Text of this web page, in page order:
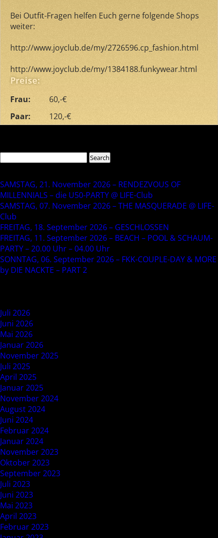
Bei Outfit-Fragen helfen Euch gerne folgende Shops
weiter:
http://www.joyclub.de/my/2726596.cp_fashion.html
http://www.joyclub.de/my/1384188.funkywear.html
Preise:
Frau:
60,-€
Paar:
120,-€
SAMSTAG, 21. November 2026 – RENDEZVOUS OF
MILLENNIALS – die U50-PARTY @ LIFE-Club
SAMSTAG, 07. November 2026 – THE MASQUERADE @ LIFE-
Club
FREITAG, 18. September 2026 – GESCHLOSSEN
FREITAG, 11. September 2026 – BEACH – POOL & SCHAUM-
PARTY – 20.00 Uhr – 04.00 Uhr
SONNTAG, 06. September 2026 – FKK-COUPLE-DAY & MORE
by DIE NACKTE – PART 2
Juli 2026
Juni 2026
Mai 2026
Januar 2026
November 2025
Juli 2025
April 2025
Januar 2025
November 2024
August 2024
Juni 2024
Februar 2024
Januar 2024
November 2023
Oktober 2023
September 2023
Juli 2023
Juni 2023
Mai 2023
April 2023
Februar 2023